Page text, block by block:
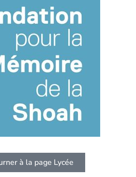
à la page Lycée